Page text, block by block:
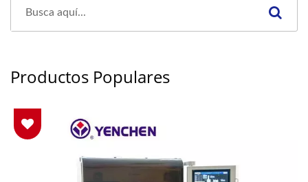
Productos Populares